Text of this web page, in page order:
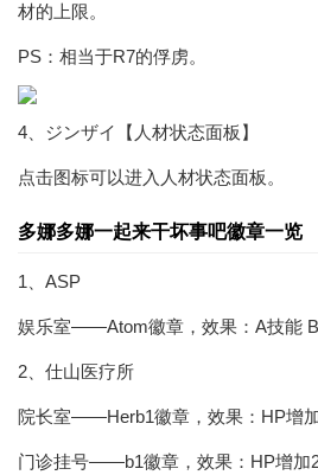
材的上限。
PS：相当于R7的俘虏。
4、ジンザイ【人材状态面板】
点击图标可以进入人材状态面板。
多娜多娜一起来干坏事吧徽章一览
1、ASP
娱乐室——Atom徽章，效果：A技能
2、仕山医疗所
院长室——Herb1徽章，效果：HP增加
门诊挂号——b1徽章，效果：HP增加